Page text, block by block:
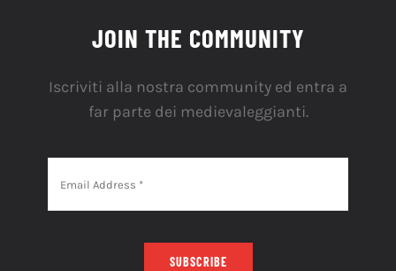
JOIN THE COMMUNITY
Iscriviti alla nostra community ed entra a
far parte dei medievaleggianti.
SUBSCRIBE